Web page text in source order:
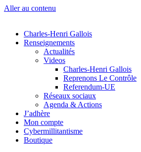
Aller au contenu
Charles-Henri Gallois
Renseignements
Actualités
Videos
Charles-Henri Gallois
Reprenons Le Contrôle
Referendum-UE
Réseaux sociaux
Agenda & Actions
J’adhère
Mon compte
Cybermillitantisme
Boutique